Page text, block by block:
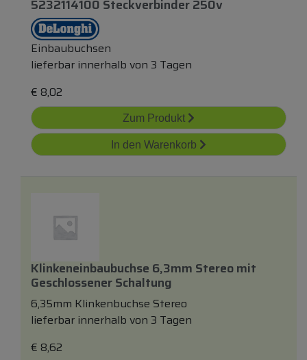
5232114100 Steckverbinder 250v
Einbaubuchsen
lieferbar innerhalb von 3 Tagen
€ 8,02
Zum Produkt
In den Warenkorb
Klinkeneinbaubuchse 6,3mm Stereomit
Geschlossener Schaltung
6,35mm Klinkenbuchse Stereo
lieferbar innerhalb von 3 Tagen
€ 8,62